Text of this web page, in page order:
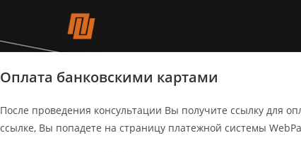
содержимому
Методы оплаты
Методы оплаты
Оплата банковскими картами
После проведения консультации Вы получите ссылку для
ссылке, Вы попадете на страницу платежной системы